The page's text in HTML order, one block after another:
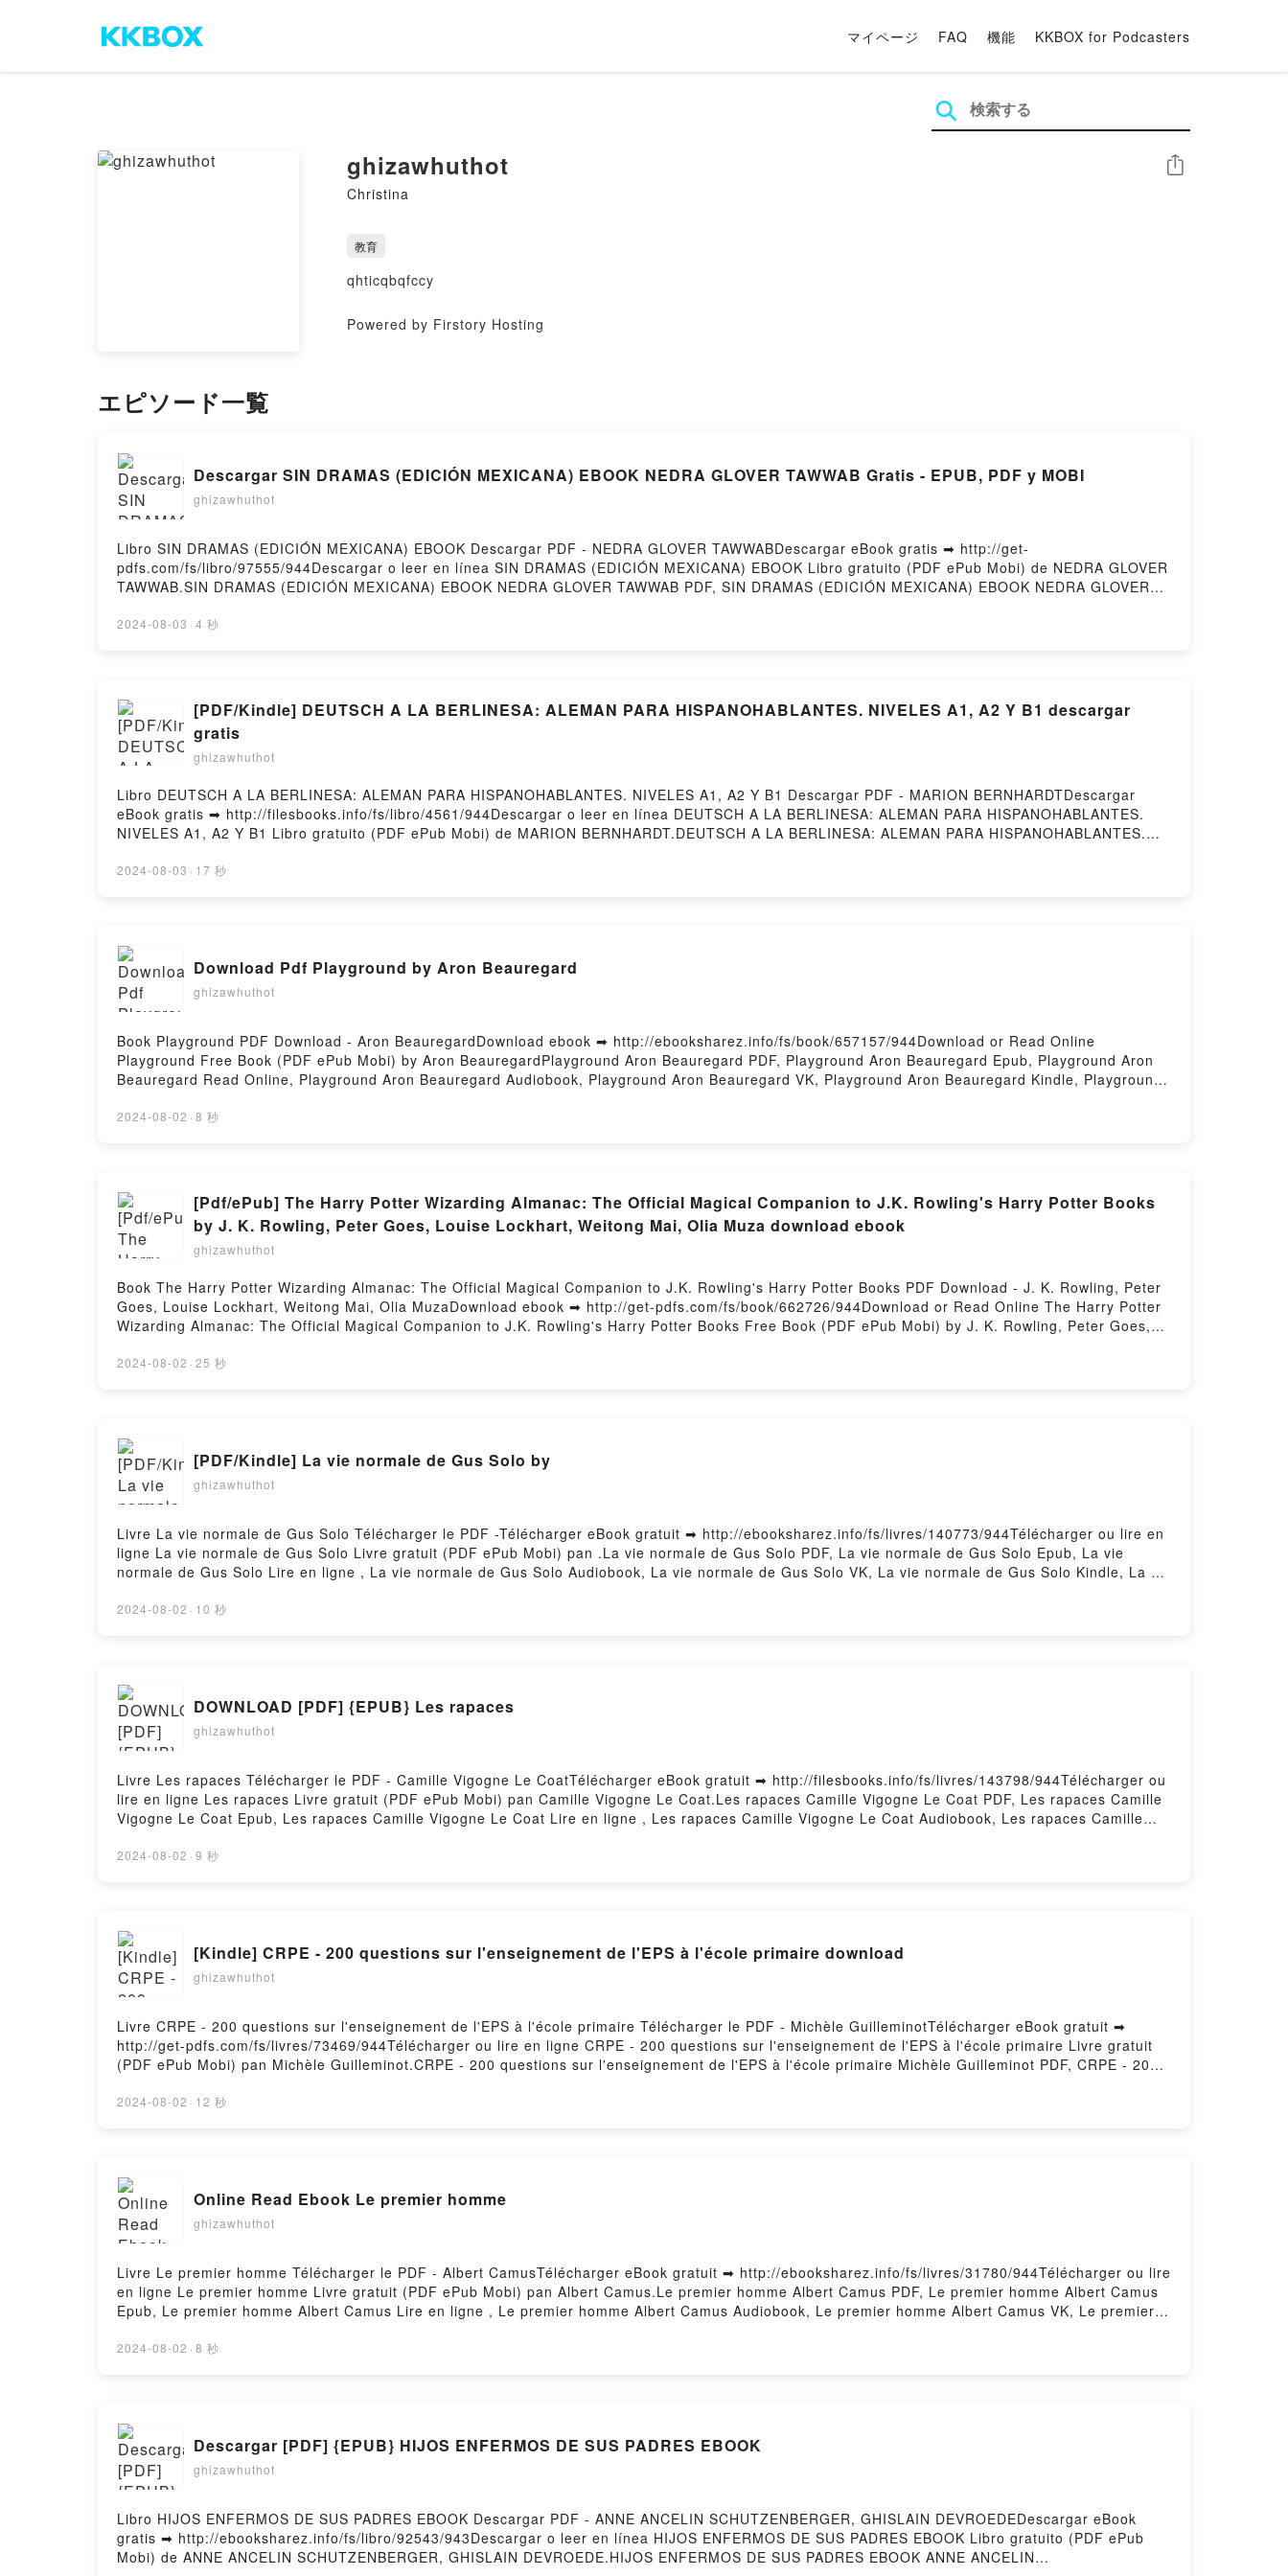
マイページ FAQ 機能 KKBOX for Podcasters
ghizawhuthot
Christina
シェア
教育
qhticqbqfccy
Powered by Firstory Hosting
エピソード一覧
Descargar SIN DRAMAS (EDICIÓN MEXICANA) EBOOK NEDRA GLOVER TAWWAB Gratis - EPUB, PDF y MOBI
ghizawhuthot
Libro SIN DRAMAS (EDICIÓN MEXICANA) EBOOK Descargar PDF - NEDRA GLOVER TAWWABDescargar eBook gratis ➡ http://get-
pdfs.com/fs/libro/97555/944Descargar o leer en línea SIN DRAMAS (EDICIÓN MEXICANA) EBOOK Libro gratuito (PDF ePub Mobi) de NEDRA GLOVER
TAWWAB.SIN DRAMAS (EDICIÓN MEXICANA) EBOOK NEDRA GLOVER TAWWAB PDF, SIN DRAMAS (EDICIÓN MEXICANA) EBOOK NEDRA GLOVER
NEDRA GLOVER TAWWAB Audiolibro, SIN DRAMAS (EDICIÓN MEXICANA) EBOOK NEDRA GLOVER TAWWAB VK, SIN DRAMAS (EDICIÓN MEXICANA)
2024-08-03 · 4 秒
[PDF/Kindle] DEUTSCH A LA BERLINESA: ALEMAN PARA HISPANOHABLANTES. NIVELES A1, A2 Y B1 descargar
gratis
ghizawhuthot
Libro DEUTSCH A LA BERLINESA: ALEMAN PARA HISPANOHABLANTES. NIVELES A1, A2 Y B1 Descargar PDF - MARION BERNHARDTDescargar
eBook gratis ➡ http://filesbooks.info/fs/libro/4561/944Descargar o leer en línea DEUTSCH A LA BERLINESA: ALEMAN PARA HISPANOHABLANTES.
NIVELES A1, A2 Y B1 Libro gratuito (PDF ePub Mobi) de MARION BERNHARDT.DEUTSCH A LA BERLINESA: ALEMAN PARA HISPANOHABLANTES.
BERNHARDT Epub, DEUTSCH A LA BERLINESA: ALEMAN PARA HISPANOHABLANTES. NIVELES A1, A2 Y B1 MARION BERNHARDT Leer en línea ,
NIVELES A1, A2 Y B1 MARION BERNHARDT Epub VK, DEUTSCH A LA BERLINESA: ALEMAN PARA HISPANOHABLANTES. NIVELES A1, A2 Y B1
MARION BERNHARDT Descargar gratisPowered by Firstory Hosting
2024-08-03 · 17 秒
Download Pdf Playground by Aron Beauregard
ghizawhuthot
Book Playground PDF Download - Aron BeauregardDownload ebook ➡ http://ebooksharez.info/fs/book/657157/944Download or Read Online
Playground Free Book (PDF ePub Mobi) by Aron BeauregardPlayground Aron Beauregard PDF, Playground Aron Beauregard Epub, Playground Aron
Beauregard Read Online, Playground Aron Beauregard Audiobook, Playground Aron Beauregard VK, Playground Aron Beauregard Kindle, Playground
2024-08-02 · 8 秒
[Pdf/ePub] The Harry Potter Wizarding Almanac: The Official Magical Companion to J.K. Rowling's Harry Potter Books
by J. K. Rowling, Peter Goes, Louise Lockhart, Weitong Mai, Olia Muza download ebook
ghizawhuthot
Book The Harry Potter Wizarding Almanac: The Official Magical Companion to J.K. Rowling's Harry Potter Books PDF Download - J. K. Rowling, Peter
Goes, Louise Lockhart, Weitong Mai, Olia MuzaDownload ebook ➡ http://get-pdfs.com/fs/book/662726/944Download or Read Online The Harry Potter
Wizarding Almanac: The Official Magical Companion to J.K. Rowling's Harry Potter Books Free Book (PDF ePub Mobi) by J. K. Rowling, Peter Goes,
K. Rowling, Peter Goes, Louise Lockhart, Weitong Mai, Olia Muza PDF, The Harry Potter Wizarding Almanac: The Official Magical Companion to J.K.
Weitong Mai, Olia Muza Audiobook, The Harry Potter Wizarding Almanac: The Official Magical Companion to J.K. Rowling's Harry Potter Books J. K.
Rowling, Peter Goes, Louise Lockhart, Weitong Mai, Olia Muza VK, The Harry Potter Wizarding Almanac: The Official Magical Companion to J.K.
Rowling's Harry Potter Books J. K. Rowling, Peter Goes, Louise Lockhart, Weitong Mai, Olia Muza Kindle, The Harry Potter Wizarding Almanac: The
Official Magical Companion to J.K. Rowling's Harry Potter Books J. K. Rowling, Peter Goes, Louise Lockhart, Weitong Mai, Olia Muza Epub VK, The
Weitong Mai, Olia Muza Free DownloadPowered by Firstory Hosting
2024-08-02 · 25 秒
[PDF/Kindle] La vie normale de Gus Solo by
ghizawhuthot
Livre La vie normale de Gus Solo Télécharger le PDF -Télécharger eBook gratuit ➡ http://ebooksharez.info/fs/livres/140773/944Télécharger ou lire en
ligne La vie normale de Gus Solo Livre gratuit (PDF ePub Mobi) pan .La vie normale de Gus Solo PDF, La vie normale de Gus Solo Epub, La vie
normale de Gus Solo Lire en ligne , La vie normale de Gus Solo Audiobook, La vie normale de Gus Solo VK, La vie normale de Gus Solo Kindle, La vie
2024-08-02 · 10 秒
DOWNLOAD [PDF] {EPUB} Les rapaces
ghizawhuthot
Livre Les rapaces Télécharger le PDF - Camille Vigogne Le CoatTélécharger eBook gratuit ➡ http://filesbooks.info/fs/livres/143798/944Télécharger ou
lire en ligne Les rapaces Livre gratuit (PDF ePub Mobi) pan Camille Vigogne Le Coat.Les rapaces Camille Vigogne Le Coat PDF, Les rapaces Camille
Vigogne Le Coat Epub, Les rapaces Camille Vigogne Le Coat Lire en ligne , Les rapaces Camille Vigogne Le Coat Audiobook, Les rapaces Camille
Coat Téléchargement gratuitPowered by Firstory Hosting
2024-08-02 · 9 秒
[Kindle] CRPE - 200 questions sur l'enseignement de l'EPS à l'école primaire download
ghizawhuthot
Livre CRPE - 200 questions sur l'enseignement de l'EPS à l'école primaire Télécharger le PDF - Michèle GuilleminotTélécharger eBook gratuit ➡
http://get-pdfs.com/fs/livres/73469/944Télécharger ou lire en ligne CRPE - 200 questions sur l'enseignement de l'EPS à l'école primaire Livre gratuit
(PDF ePub Mobi) pan Michèle Guilleminot.CRPE - 200 questions sur l'enseignement de l'EPS à l'école primaire Michèle Guilleminot PDF, CRPE - 200
primaire Michèle Guilleminot Lire en ligne , CRPE - 200 questions sur l'enseignement de l'EPS à l'école primaire Michèle Guilleminot Audiobook, CRPE
2024-08-02 · 12 秒
Online Read Ebook Le premier homme
ghizawhuthot
Livre Le premier homme Télécharger le PDF - Albert CamusTélécharger eBook gratuit ➡ http://ebooksharez.info/fs/livres/31780/944Télécharger ou lire
en ligne Le premier homme Livre gratuit (PDF ePub Mobi) pan Albert Camus.Le premier homme Albert Camus PDF, Le premier homme Albert Camus
Epub, Le premier homme Albert Camus Lire en ligne , Le premier homme Albert Camus Audiobook, Le premier homme Albert Camus VK, Le premier
Hosting
2024-08-02 · 8 秒
Descargar [PDF] {EPUB} HIJOS ENFERMOS DE SUS PADRES EBOOK
ghizawhuthot
Libro HIJOS ENFERMOS DE SUS PADRES EBOOK Descargar PDF - ANNE ANCELIN SCHUTZENBERGER, GHISLAIN DEVROEDEDescargar eBook
gratis ➡ http://ebooksharez.info/fs/libro/92543/943Descargar o leer en línea HIJOS ENFERMOS DE SUS PADRES EBOOK Libro gratuito (PDF ePub
Mobi) de ANNE ANCELIN SCHUTZENBERGER, GHISLAIN DEVROEDE.HIJOS ENFERMOS DE SUS PADRES EBOOK ANNE ANCELIN